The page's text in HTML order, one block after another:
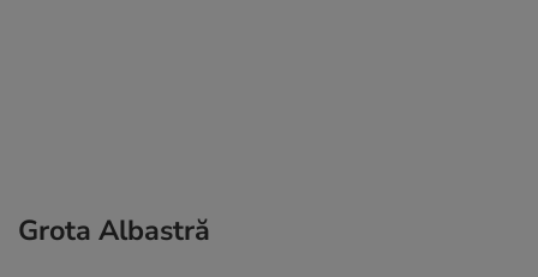
Grota Albastră